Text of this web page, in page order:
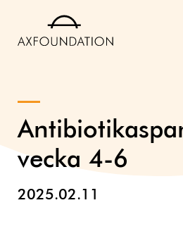
vecka 4-6
2025.02.11